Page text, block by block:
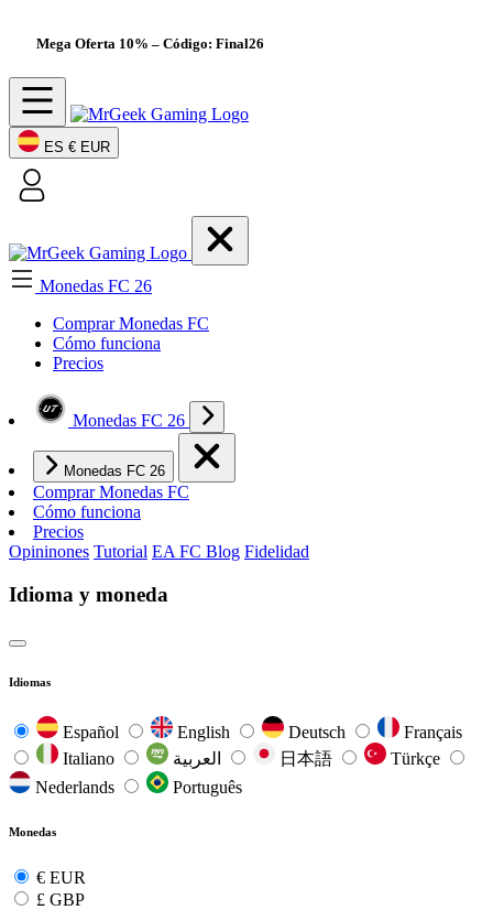
Mega Oferta 10% – Código: Final26
ES € EUR
Monedas FC 26
Comprar Monedas FC
Cómo funciona
Precios
Monedas FC 26
Monedas FC 26
Comprar Monedas FC
Cómo funciona
Precios
Opininones Tutorial EA FC Blog Fidelidad
Idioma y moneda
Idiomas
Español English Deutsch
Français
Italiano
日本語
Türkçe
Nederlands
Português
Monedas
€ EUR
£ GBP